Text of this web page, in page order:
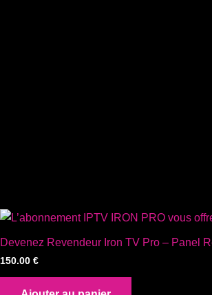
Devenez Revendeur Iron TV Pro – Panel
150.00 €